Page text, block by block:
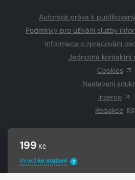
199 Kč
Ihned ke stažení ?
Autorská práva k
Podmínky pro užívání služby
Informace o zpracování
Jednotná kontaktní
Cookies
Nastavení
Inzerce
Redakce
© 2026 Copyright CZECH NEWS
VysázenoGrand